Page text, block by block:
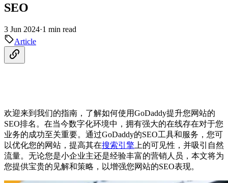
SEO
3 Jun 2024·1 min read
Article
欢迎来到我们的指南，了解如何使用GoDaddy提升您网站的
SEO排名。在当今数字化环境中，拥有强大的在线存在对于您
业务的成功至关重要。通过GoDaddy的SEO工具和服务，您可
以优化您的网站，提高其在搜索引擎 上的可见性，并吸引自然
流量。无论您是小企业主还是经验丰富的营销人员，本文将为
您提供宝贵的见解和策略，以增强您网站的SEO表现。